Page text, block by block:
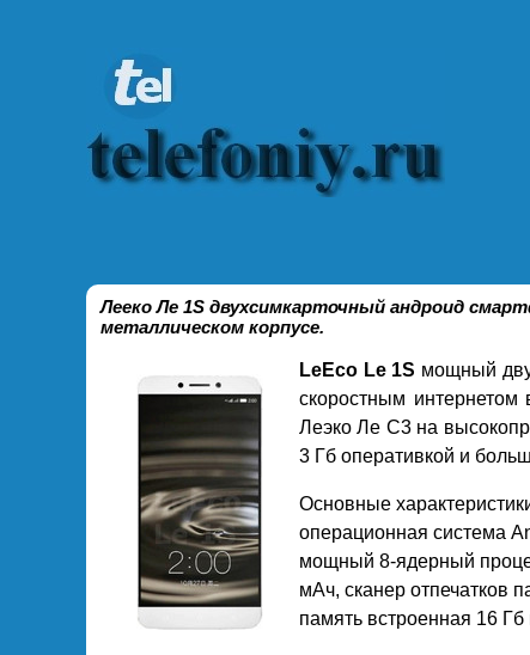
Лееко Ле 1S двухсимкарточный андроид
металлическом корпусе.
LeEco Le 1S мощный
скоростным интернетом
Леэко Ле С3 на
3 Гб оперативкой и
Основные
операционная система
мощный 8-ядерный
мАч, сканер отпечатков
память встроенная 16